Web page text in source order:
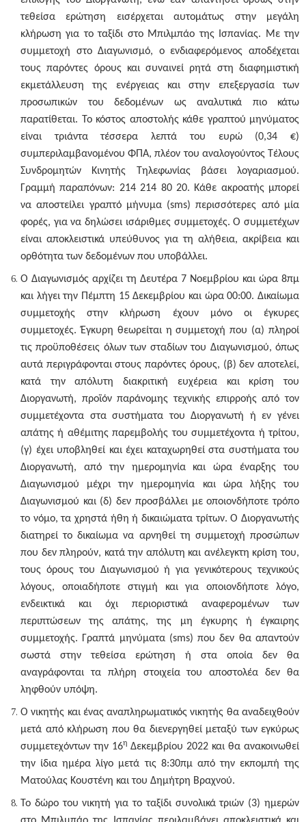
τεθείσα ερώτηση εισέρχεται αυτομάτως στην μεγάλη
κλήρωση για το ταξίδι στο Μπιλμπάο της Ισπανίας. Με την
συμμετοχή στο Διαγωνισμό, ο ενδιαφερόμενος αποδέχεται
τους παρόντες όρους και συναινεί ρητά στη διαφημιστική
εκμετάλλευση της ενέργειας και στην επεξεργασία των
προσωπικών του δεδομένων ως αναλυτικά πιο κάτω
παρατίθεται. Το κόστος αποστολής κάθε γραπτού μηνύματος
είναι τριάντα τέσσερα λεπτά του ευρώ (0,34 €)
συμπεριλαμβανομένου ΦΠΑ, πλέον του αναλογούντος Τέλους
Συνδρομητών Κινητής Τηλεφωνίας βάσει λογαριασμού.
Γραμμή παραπόνων: 214 214 80 20. Κάθε ακροατής μπορεί
να αποστείλει γραπτό μήνυμα (sms) περισσότερες από μία
φορές, για να δηλώσει ισάριθμες συμμετοχές. Ο συμμετέχων
είναι αποκλειστικά υπεύθυνος για τη αλήθεια, ακρίβεια και
ορθότητα των δεδομένων που υποβάλλει.
Ο Διαγωνισμός αρχίζει τη Δευτέρα 7 Νοεμβρίου και ώρα 8πμ
και λήγει την Πέμπτη 15 Δεκεμβρίου και ώρα 00:00.Δικαίωμα
συμμετοχής στην κλήρωση έχουν μόνο οι έγκυρες
συμμετοχές. Έγκυρη θεωρείται η συμμετοχή που (α) πληροί
τις προϋποθέσεις όλων των σταδίων του Διαγωνισμού, όπως
αυτά περιγράφονται στους παρόντες όρους, (β) δεν αποτελεί,
κατά την απόλυτη διακριτική ευχέρεια και κρίση του
Διοργανωτή, προϊόν παράνομης τεχνικής επιρροής από τον
συμμετέχοντα στα συστήματα του Διοργανωτή ή εν γένει
απάτης ή αθέμιτης παρεμβολής του συμμετέχοντα ή τρίτου,
(γ) έχει υποβληθεί και έχει καταχωρηθεί στα συστήματα του
Διοργανωτή, από την ημερομηνία και ώρα έναρξης του
Διαγωνισμού μέχρι την ημερομηνία και ώρα λήξης του
Διαγωνισμού και (δ) δεν προσβάλλει με οποιονδήποτε τρόπο
το νόμο, τα χρηστά ήθη ή δικαιώματα τρίτων. Ο Διοργανωτής
διατηρεί το δικαίωμα να αρνηθεί τη συμμετοχή προσώπων
που δεν πληρούν, κατά την απόλυτη και ανέλεγκτη κρίση του,
τους όρους του Διαγωνισμού ή για γενικότερους τεχνικούς
λόγους, οποιαδήποτε στιγμή και για οποιονδήποτε λόγο,
ενδεικτικά και όχι περιοριστικά αναφερομένων των
περιπτώσεων της απάτης, της μη έγκυρης ή έγκαιρης
συμμετοχής. Γραπτά μηνύματα (sms) που δεν θα απαντούν
σωστά στην τεθείσα ερώτηση ή στα οποία δεν θα
αναγράφονται τα πλήρη στοιχεία του αποστολέα δεν θα
ληφθούν υπόψη.
Ο νικητής και ένας αναπληρωματικός νικητής θα αναδειχθούν
μετά από κλήρωση που θα διενεργηθεί μεταξύ των εγκύρως
συμμετεχόντων την 16η Δεκεμβρίου 2022 και θα ανακοινωθεί
την ίδια ημέρα λίγο μετά τις 8:30πμ από την εκπομπή της
Ματούλας Κουστένη και του Δημήτρη Βραχνού.
Το δώρο του νικητή για το ταξίδι συνολικά τριών (3) ημερών